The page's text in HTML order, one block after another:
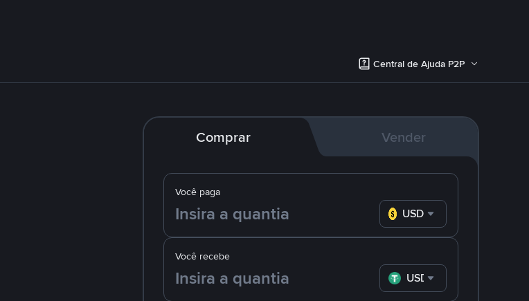
Central de Ajuda P2P
Comprar Vender
Você paga
USD
Você recebe
USDT